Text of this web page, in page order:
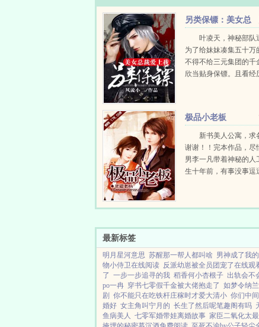
另类保镖：美女总
裁爱上我
叶凌天，神秘部队
为了给妹妹凑集五十万
不得不给三元集团的千
欣当贴身保镖。且看经
极品小老板
新书美人公寓，求
谢谢！！完本作品，尽
男李一凡带着神秘的人
生十年前，有事没事逗
最新标签
明月星河意思 苏醒那一帮人都叫啥 男神成了我的
物小侍卫在线阅读 反派幼崽被全员团宠了在线观
了 一步一步追寻的我 稻香何小杏根子 出轨会不
po一冉 穿书七零假千金被大佬抱走了 如梦令纳
剧 你不能只在吃铁杆庄稼时才爱大清小 你们中
婚好 女主角叫宁月的 长生了然后呢笔趣阁有吗
鱼病美人 七零军婚带娃离婚故事 家臣二氧化太